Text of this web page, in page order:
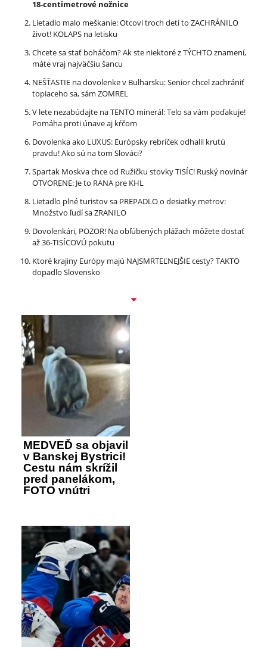
18-centimetrové nožnice
Lietadlo malo meškanie: Otcovi troch detí to ZACHRÁNILO
život! KOLAPS na letisku
Chcete sa stať boháčom? Ak ste niektoré z TÝCHTO znamení,
máte vraj najväčšiu šancu
NEŠŤASTIE na dovolenke v Bulharsku: Senior chcel zachrániť
topiaceho sa, sám ZOMREL
V lete nezabúdajte na TENTO minerál: Telo sa vám poďakuje!
Pomáha proti únave aj kŕčom
Dovolenka ako LUXUS: Európsky rebríček odhalil krutú
pravdu! Ako sú na tom Slováci?
Spartak Moskva chce od Ružičku stovky TISÍC! Ruský novinár
OTVORENE: Je to RANA pre KHL
Lietadlo plné turistov sa PREPADLO o desiatky metrov:
Množstvo ľudí sa ZRANILO
Dovolenkári, POZOR! Na obľúbených plážach môžete dostať
až 36-TISÍCOVÚ pokutu
Ktoré krajiny Európy majú NAJSMRTEĽNEJŠIE cesty? TAKTO
dopadlo Slovensko
MEDVEĎ sa objavil
v Banskej Bystrici!
Cestu nám skrížil
pred panelákom,
FOTO vnútri